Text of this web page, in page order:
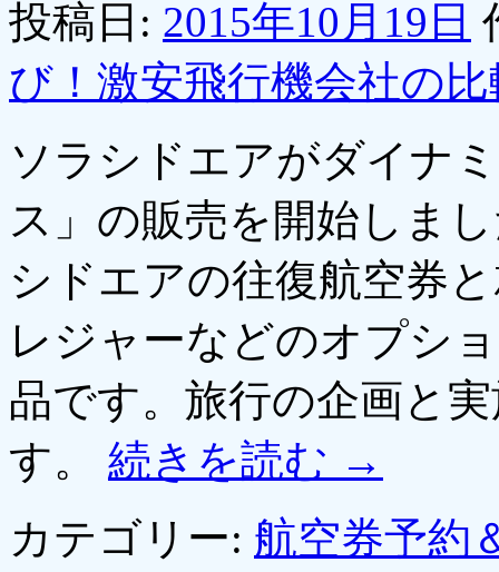
投稿日: 2015年10月19日
び！激安飛行機会社の
ソラシドエアがダイナ
ス」の販売を開始しま
シドエアの往復航空券
レジャーなどのオプシ
品です。旅行の企画と
す。 続きを読む →
カテゴリー: 航空券予約